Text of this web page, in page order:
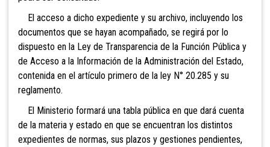
El acceso a dicho expediente y su archivo, incluyendo los
documentos que se hayan acompañado, se regirá por lo
dispuesto en la Ley de Transparencia de la Función Pública y
de Acceso a la Información de la Administración del Estado,
contenida en el artículo primero de la ley N° 20.285 y su
reglamento.
El Ministerio formará una tabla pública en que dará cuenta
de la materia y estado en que se encuentran los distintos
expedientes de normas, sus plazos y gestiones pendientes,